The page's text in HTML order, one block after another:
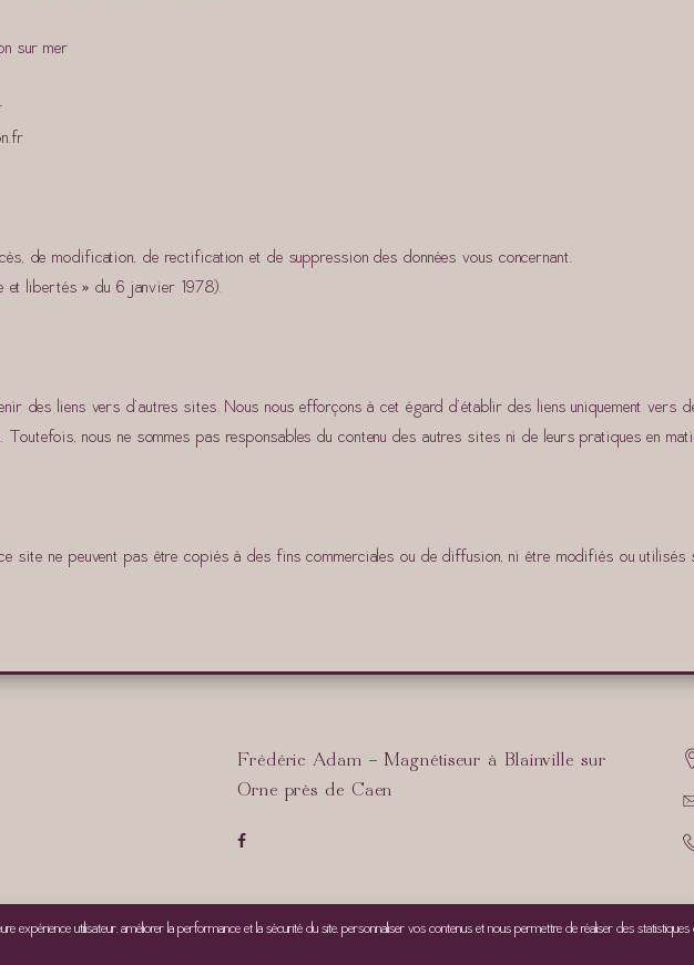
sur mer
de modification, de rectification et de suppression des données vous concernant.
libertés » du 6 janvier 1978).
des liens vers d’autres sites. Nous nous efforçons à cet égard d’établir des liens uniquement vers
nous ne sommes pas responsables du contenu des autres sites ni de leurs pratiques en
site ne peuvent pas être copiés à des fins commerciales ou de diffusion, ni être modifiés ou utilisés
Frédéric Adam - Magnétiseur à Blainville sur
Orne près de Caen
expérience utilisateur, améliorer la performance et la sécurité du site, personnaliser vos contenus et nous permettre de réaliser des statistiques